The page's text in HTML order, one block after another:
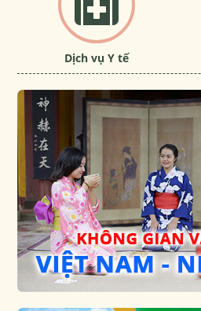
Dịch vụ Y tế